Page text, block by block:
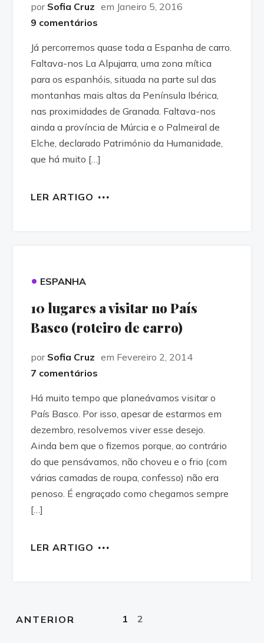
por Sofia Cruz em Janeiro 5, 2016
9 comentários
Já percorremos quase toda a Espanha de carro.
Faltava-nos La Alpujarra, uma zona mítica
para os espanhóis, situada na parte sul das
montanhas mais altas da Península Ibérica,
nas proximidades de Granada. Faltava-nos
ainda a província de Múrcia e o Palmeiral de
Elche, declarado Património da Humanidade,
que há muito […]
LER ARTIGO
• ESPANHA
10 lugares a visitar no País
Basco (roteiro de carro)
por Sofia Cruz em Fevereiro 2, 2014
7 comentários
Há muito tempo que planeávamos visitar o
País Basco. Por isso, apesar de estarmos em
dezembro, resolvemos viver esse desejo.
Ainda bem que o fizemos porque, ao contrário
do que pensávamos, não choveu e o frio (com
várias camadas de roupa, confesso) não era
penoso. É engraçado como chegamos sempre
[…]
LER ARTIGO
ANTERIOR 1 2